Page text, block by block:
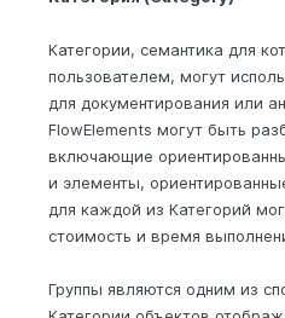
Категории, семантика для
пользователем, могут
для документирования или
FlowElements могут быть
включающие
и элементы,
для каждой из Категорий
стоимость и время
Группы являются одним из